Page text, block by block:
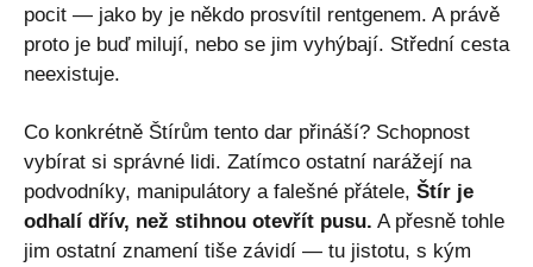
pocit — jako by je někdo prosvítil rentgenem. A právě
proto je buď milují, nebo se jim vyhýbají. Střední cesta
neexistuje.
Co konkrétně Štírům tento dar přináší? Schopnost
vybírat si správné lidi. Zatímco ostatní narážejí na
podvodníky, manipulátory a falešné přátele, Štír je
odhalí dřív, než stihnou otevřít pusu. A přesně tohle
jim ostatní znamení tiše závidí — tu jistotu, s kým